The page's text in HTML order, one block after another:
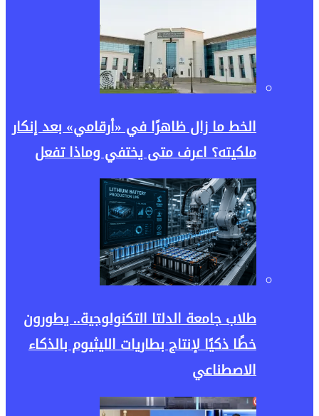
الخط ما زال ظاهرًا في «أرقامي» بعد إنكار
ملكيته؟ اعرف متى يختفي وماذا تفعل
طلاب جامعة الدلتا التكنولوجية.. يطورون
خطًا ذكيًا لإنتاج بطاريات الليثيوم بالذكاء
الاصطناعي